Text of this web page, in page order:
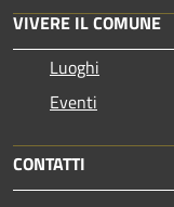
VIVERE IL COMUNE
Luoghi
Eventi
CONTATTI